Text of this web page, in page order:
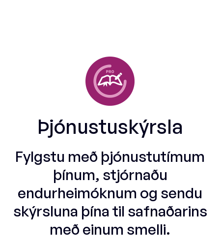
Þjónustuskýrsla
Fylgstu með þjónustutímum
þínum, stjórnaðu
endurheimóknum og sendu
skýrsluna þína til safnaðarins
með einum smelli.